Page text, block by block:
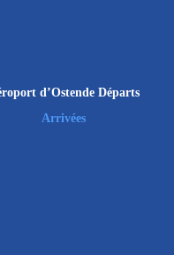
d’Ostende Départs
Arrivées